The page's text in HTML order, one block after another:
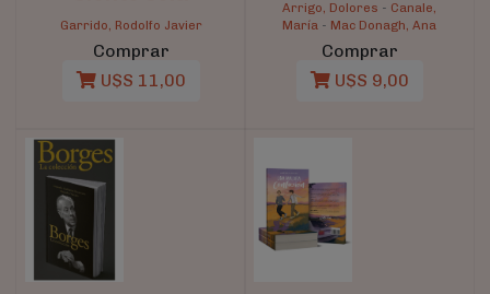
Garrido, Rodolfo Javier
Comprar
U$S 11,00
Arrigo, Dolores - Canale,
María - Mac Donagh, Ana
Comprar
U$S 9,00